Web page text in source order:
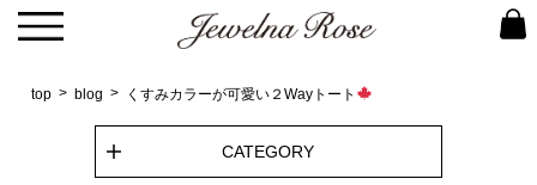
top blog くすみカラーが可愛い２Wayトート
CATEGORY